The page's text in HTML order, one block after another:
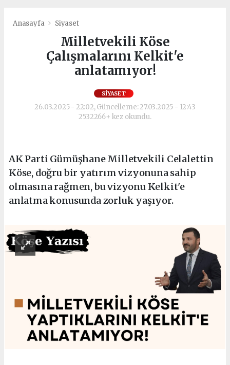
Anasayfa Siyaset
Milletvekili Köse
Çalışmalarını Kelkit'e
anlatamıyor!
SIYASET
26.03.2025 - 22:02, Güncelleme: 27.03.2025 - 12:43
2532266+ kez okundu.
AK Parti Gümüşhane Milletvekili Celalettin
Köse, doğru bir yatırım vizyonuna sahip
olmasına rağmen, bu vizyonu Kelkit'e
anlatma konusunda zorluk yaşıyor.